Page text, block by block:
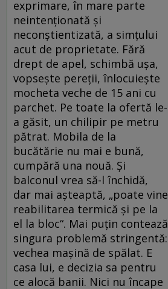
exprimare, în mare parte
neintenționată și
neconștientizată, a simțului
acut de proprietate. Fără
drept de apel, schimbă ușa,
vopsește pereții, înlocuiește
mocheta veche de 15 ani cu
parchet. Pe toate la ofertă le-
a găsit, un chilipir pe metru
pătrat. Mobila de la
bucătărie nu mai e bună,
cumpără una nouă. Și
balconul vrea să-l închidă,
dar mai așteaptă, „poate vine
reabilitarea termică și pe la
el la bloc“. Mai puțin contează
singura problemă stringentă:
vechea mașină de spălat. E
casa lui, e decizia sa pentru
ce alocă banii. Nici nu încape